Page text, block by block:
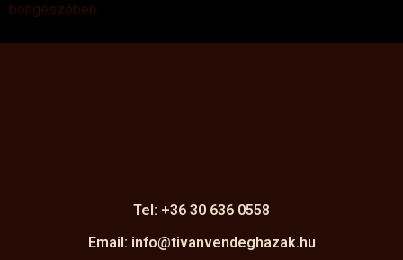
böngészőben.
Tel: +36 30 636 0558
Email: info@tivanvendeghazak.hu